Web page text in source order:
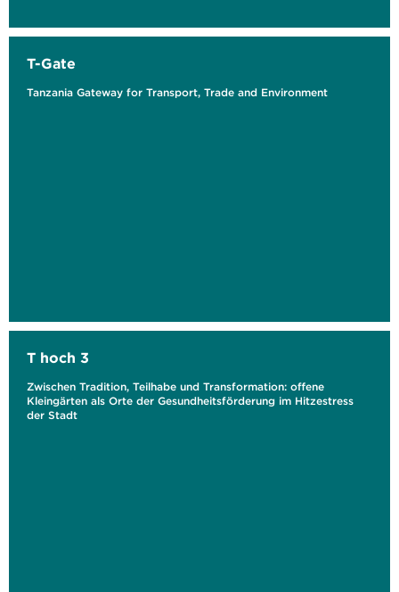
T-Gate
Tanzania Gateway for Transport, Trade and Environment
T hoch 3
Zwischen Tradition, Teilhabe und Transformation: offene
Kleingärten als Orte der Gesundheitsförderung im Hitzestress
der Stadt